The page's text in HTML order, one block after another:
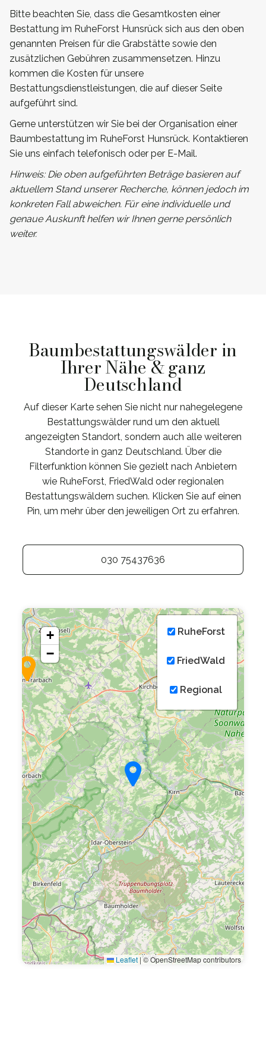
Bitte beachten Sie, dass die Gesamtkosten einer
Bestattung im RuheForst Hunsrück sich aus den oben
genannten Preisen für die Grabstätte sowie den
zusätzlichen Gebühren zusammensetzen. Hinzu
kommen die Kosten für unsere
Bestattungsdienstleistungen, die auf dieser Seite
aufgeführt sind.
Gerne unterstützen wir Sie bei der Organisation einer
Baumbestattung im RuheForst Hunsrück. Kontaktieren
Sie uns einfach telefonisch oder per E-Mail.
Hinweis: Die oben aufgeführten Beträge basieren auf
aktuellem Stand unserer Recherche, können jedoch im
konkreten Fall abweichen. Für eine individuelle und
genaue Auskunft helfen wir Ihnen gerne persönlich
weiter.
Baumbestattungswälder in
Ihrer Nähe & ganz
Deutschland
Auf dieser Karte sehen Sie nicht nur nahegelegene
Bestattungswälder rund um den aktuell
angezeigten Standort, sondern auch alle weiteren
Standorte in ganz Deutschland. Über die
Filterfunktion können Sie gezielt nach Anbietern
wie RuheForst, FriedWald oder regionalen
Bestattungswäldern suchen. Klicken Sie auf einen
Pin, um mehr über den jeweiligen Ort zu erfahren.
030 75437636
+
−
RuheForst
FriedWald
Regional
Leaflet |© OpenStreetMap contributors